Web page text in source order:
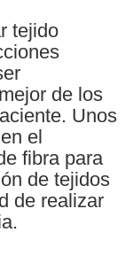
tejido
de los
Unos
el
fibra para
de tejidos
de realizar